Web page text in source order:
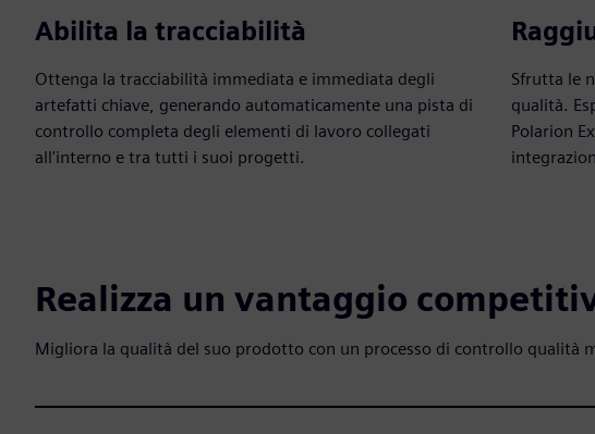
Abilita la tracciabilità
Ottenga la tracciabilità immediata e immediata degli
artefatti chiave, generando automaticamente una pista di
controllo completa degli elementi di lavoro collegati
all'interno e tra tutti i suoi progetti.
Sfrutta le
qualità.
Polarion
Realizza un vantaggio
Migliora la qualità del suo prodotto con un processo di controllo qualità